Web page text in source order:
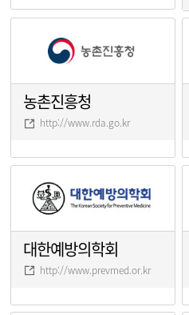
농촌진흥청
http://www.rda.go.kr
대한예방의학회
http://www.prevmed.or.kr